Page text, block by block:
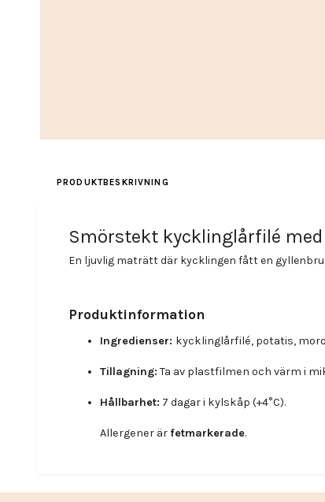
PRODUKTBESKRIVNING
Smörstekt kycklinglårfilé
En ljuvlig maträtt där kycklingen fått en
Produktinformation
Ingredienser: kycklinglårfilé, potatis,
Tillagning: Ta av plastfilmen och värm i
Hållbarhet: 7 dagar i kylskåp (+4°C).
Allergener är fetmarkerade.